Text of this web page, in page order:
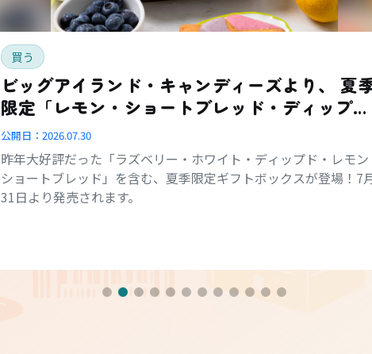
買う
ビッグアイランド・キャンディーズより、 夏季
限定「レモン・ショートブレッド・ディップ
ド・コンボ・ボックス」登場
公開日： 2026.07.30
昨年大好評だった「ラズベリー・ホワイト・ディップド・レモ
ショートブレッド」を含む、夏季限定ギフトボックスが登場！7
31日より発売されます。